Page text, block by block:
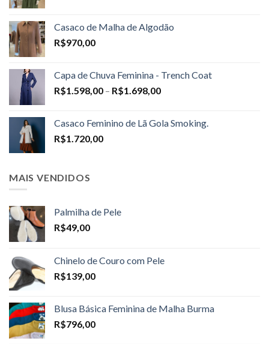
Casaco de Malha de Algodão
R$970,00
Capa de Chuva Feminina - Trench Coat
R$1.598,00 – R$1.698,00Price
through
Casaco Feminino de Lã Gola Smoking.
R$1.720,00
MAIS VENDIDOS
Palmilha de Pele
R$49,00
Chinelo de Couro com Pele
R$139,00
Blusa Básica Feminina de Malha Burma
R$796,00